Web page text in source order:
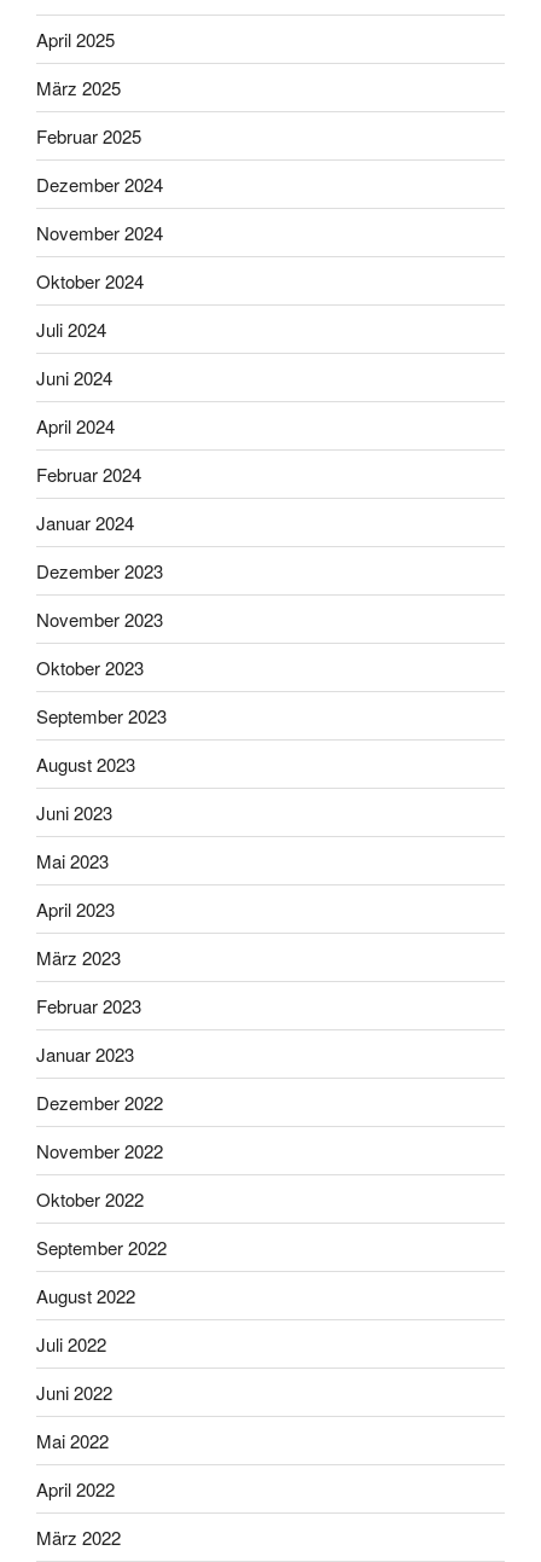
April 2025
März 2025
Februar 2025
Dezember 2024
November 2024
Oktober 2024
Juli 2024
Juni 2024
April 2024
Februar 2024
Januar 2024
Dezember 2023
November 2023
Oktober 2023
September 2023
August 2023
Juni 2023
Mai 2023
April 2023
März 2023
Februar 2023
Januar 2023
Dezember 2022
November 2022
Oktober 2022
September 2022
August 2022
Juli 2022
Juni 2022
Mai 2022
April 2022
März 2022